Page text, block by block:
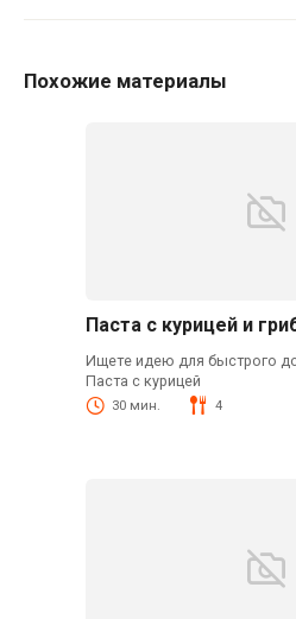
Похожие материалы
Паста с курицей и
Ищете идею для быстрого
Паста с курицей
30 мин. 4